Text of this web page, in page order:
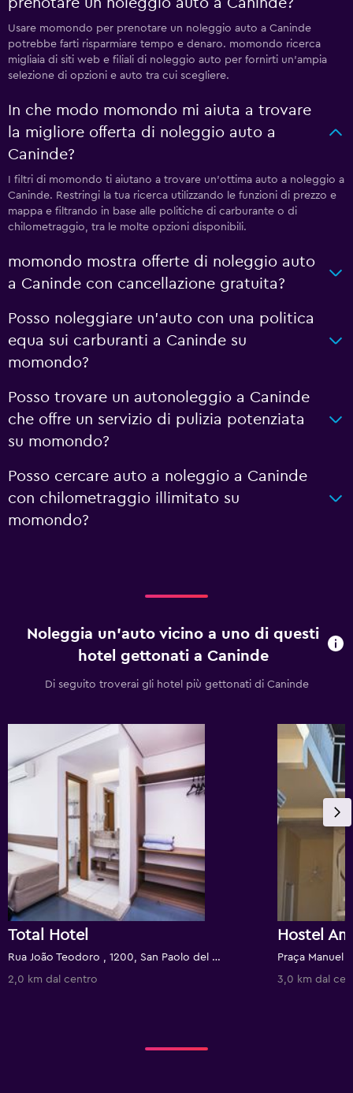
prenotare un noleggio auto a Caninde?
Usare momondo per prenotare un noleggio auto a Caninde
potrebbe farti risparmiare tempo e denaro. momondo ricerca
migliaia di siti web e filiali di noleggio auto per fornirti un'ampia
selezione di opzioni e auto tra cui scegliere.
In che modo momondo mi aiuta a trovare
la migliore offerta di noleggio auto a
Caninde?
I filtri di momondo ti aiutano a trovare un'ottima auto a noleggio a
Caninde. Restringi la tua ricerca utilizzando le funzioni di prezzo e
mappa e filtrando in base alle politiche di carburante o di
chilometraggio, tra le molte opzioni disponibili.
momondo mostra offerte di noleggio auto
a Caninde con cancellazione gratuita?
Posso noleggiare un'auto con una politica
equa sui carburanti a Caninde su
momondo?
Posso trovare un autonoleggio a Caninde
che offre un servizio di pulizia potenziata
su momondo?
Posso cercare auto a noleggio a Caninde
con chilometraggio illimitato su
momondo?
Noleggia un'auto vicino a uno di questi
hotel gettonati a Caninde
Di seguito troverai gli hotel più gettonati di Caninde
Total Hotel
Rua João Teodoro , 1200, San Paolo del Brasile, Brasile
2,0 km dal centro
Hostel
3,0 km dal